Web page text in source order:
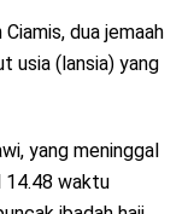
dua jemaah
usia (lansia) yang
yang meninggal
14.48 waktu